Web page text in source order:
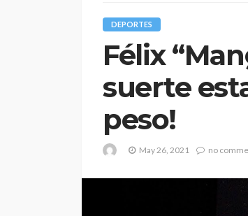
DEPORTES
Félix
suerte
peso!
May 26, 2021 no